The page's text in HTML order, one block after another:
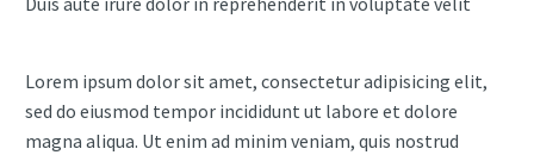
Lorem ipsum dolor sit amet, consectetur adipisicing elit,
sed do eiusmod tempor incididunt ut labore et dolore
magna aliqua. Ut enim ad minim veniam, quis nostrud